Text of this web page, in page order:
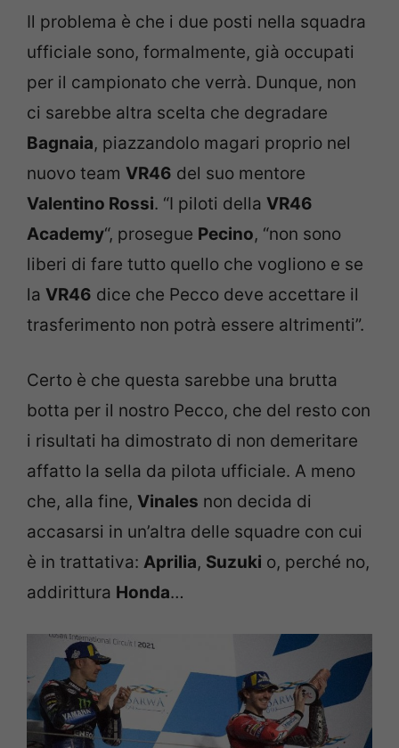
Il problema è che i due posti nella squadra
ufficiale sono, formalmente, già occupati
per il campionato che verrà. Dunque, non
ci sarebbe altra scelta che degradare
Bagnaia, piazzandolo magari proprio nel
nuovo team VR46 del suo mentore
Valentino Rossi. “I piloti della VR46
Academy“, prosegue Pecino, “non sono
liberi di fare tutto quello che vogliono e se
la VR46 dice che Pecco deve accettare il
trasferimento non potrà essere altrimenti”.
Certo è che questa sarebbe una brutta
botta per il nostro Pecco, che del resto con
i risultati ha dimostrato di non demeritare
affatto la sella da pilota ufficiale. A meno
che, alla fine, Vinales non decida di
accasarsi in un’altra delle squadre con cui
è in trattativa: Aprilia, Suzuki o, perché no,
addirittura Honda…